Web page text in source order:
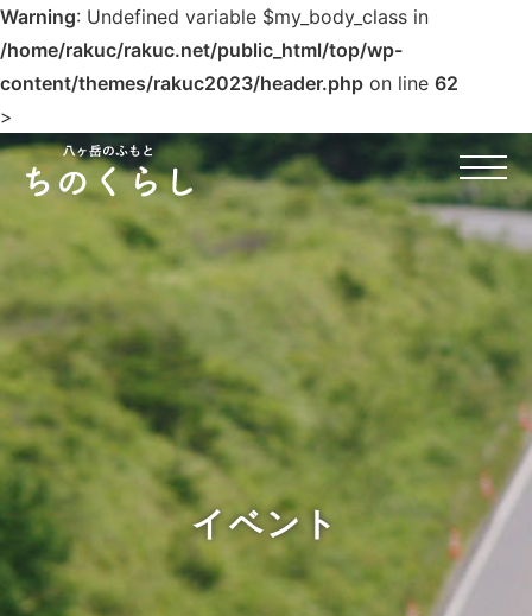
Warning: Undefined variable $my_body_class in
/home/rakuc/rakuc.net/public_html/top/wp-
content/themes/rakuc2023/header.php on line 62
>
Skip
イベント